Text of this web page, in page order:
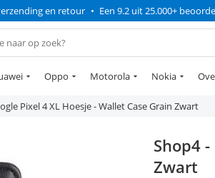
en retour • Een 9.2 uit 25.000+
Oppo Motorola Nokia
Pixel 4 XL Hoesje - Wallet Case Grain Zwart
Shop4
Zwart